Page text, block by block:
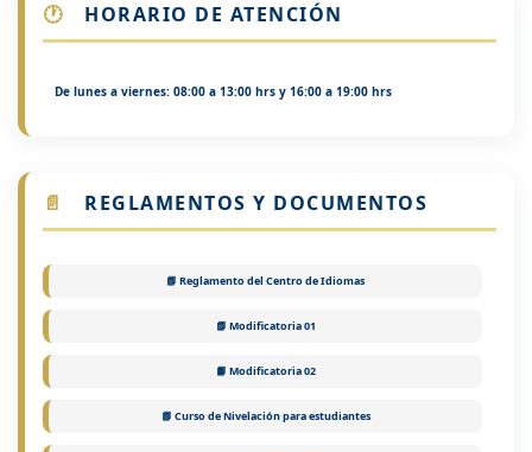
🕐 HORARIO DE ATENCIÓN
De lunes a viernes: 08:00 a 13:00 hrs y 16:00 a 19:00 hrs
📄 REGLAMENTOS Y DOCUMENTOS
📘 Reglamento del Centro de Idiomas
📗 Modificatoria 01
📙 Modificatoria 02
📘 Curso de Nivelación para estudiantes